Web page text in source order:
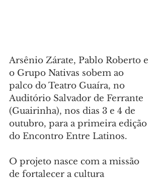
Arsênio Zárate, Pablo Roberto e
o Grupo Nativas sobem ao
palco do Teatro Guaíra, no
Auditório Salvador de Ferrante
(Guairinha), nos dias 3 e 4 de
outubro, para a primeira edição
do Encontro Entre Latinos.
O projeto nasce com a missão
de fortalecer a cultura